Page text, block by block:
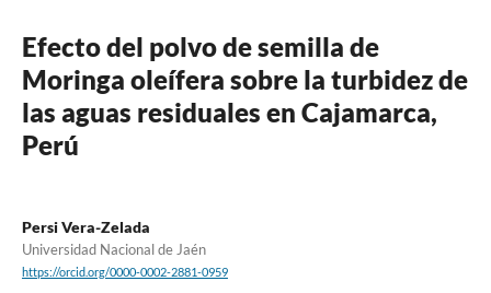
Efecto del polvo de semilla de
Moringa oleífera sobre la turbidez de
las aguas residuales en Cajamarca,
Perú
Persi Vera-Zelada
Universidad Nacional de Jaén
https://orcid.org/0000-0002-2881-0959